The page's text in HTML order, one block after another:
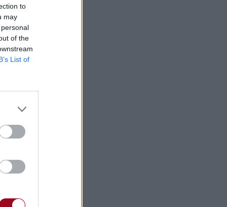
to
may
of the
List of